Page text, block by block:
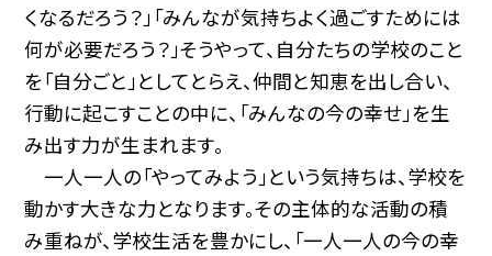
くなるだろう？」「みんなが気持ちよく過ごすためには
何が必要だろう？」そうやって、自分たちの学校のこと
を「自分ごと」としてとらえ、仲間と知恵を出し合い、
行動に起こすことの中に、「みんなの今の幸せ」を生
み出す力が生まれます。
一人一人の「やってみよう」という気持ちは、学校を
動かす大きな力となります。その主体的な活動の積
み重ねが、学校生活を豊かにし、「一人一人の今の幸